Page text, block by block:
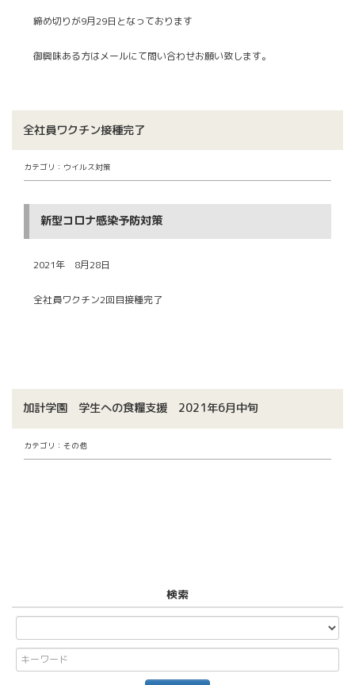
締め切りが9月29日となっております
御興味ある方はメールにて問い合わせお願い致します。
全社員ワクチン接種完了
カテゴリ：ウイルス対策
新型コロナ感染予防対策
2021年 8月28日
全社員ワクチン2回目接種完了
加計学園 学生への食糧支援 2021年6月中旬
カテゴリ：その他
検索